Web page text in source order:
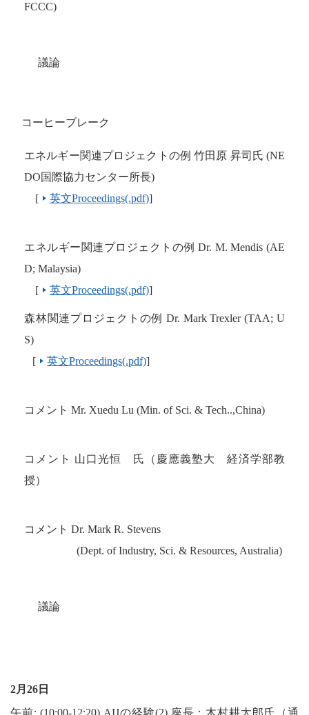
FCCC)
議論
コーヒーブレーク
エネルギー関連プロジェクトの例 竹田原 昇司氏 (NE
DO国際協力センター所長)
[
英文Proceedings(.pdf)]
エネルギー関連プロジェクトの例Dr. M. Mendis (AE
D; Malaysia)
[
英文Proceedings(.pdf)]
森林関連プロジェクトの例 Dr. Mark Trexler (TAA; U
S)
[
英文Proceedings(.pdf)]
コメント Mr. Xuedu Lu (Min. of Sci. & Tech..,China)
コメント 山口光恒 氏（慶應義塾大 経済学部教
授）
コメント Dr. Mark R. Stevens
(Dept. of Industry, Sci. & Resources, Australia)
議論
2月 26 日